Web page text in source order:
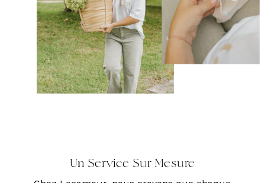
Un Service Sur Mesure